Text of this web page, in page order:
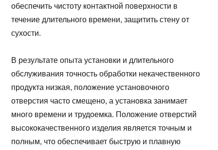
обеспечить чистоту контактной поверхности в
течение длительного времени, защитить стену от
сухости.
В результате опыта установки и длительного
обслуживания точность обработки некачественного
продукта низкая, положение установочного
отверстия часто смещено, а установка занимает
много времени и трудоемка. Положение отверстий
высококачественного изделия является точным и
полным, что обеспечивает быструю и плавную